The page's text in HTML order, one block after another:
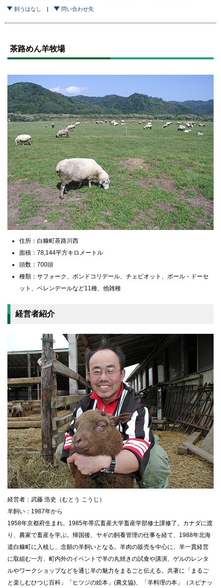
飼うはなし 問い合わせ先
茶路めん羊牧場
住所：白糠町茶路川西
面積：78,144平方キロメートル
頭数：700頭
種類：サフォーク、ボンドコリデール、チェビオット、ボール・ドーセ
ット、ベレンデールなど11種、他雑種
経営者紹介
経営者：武藤 浩史（むとう こうじ）
羊飼い：1987年から
1958年京都府生まれ。1985年帯広畜産大学畜産学部修士課修了。カナダに渡
り、農家で畜産を学ぶ。帰国後、ヤギの飼養管理の仕事を経て、1988年北海
道白糠町に入植し、念願の羊飼いとなる。羊肉の販売を中心に、羊一貫経営
に取組む一方、町内外のイベントで羊の丸焼きの試食や講演、ゲルのレンタ
ルやワークショップなどを通じ羊の魅力をまるごと伝える。共著に「まるご
と楽しむひつじ百科」「ヒツジの絵本」(農文協)、「羊料理の本」（スピナッ